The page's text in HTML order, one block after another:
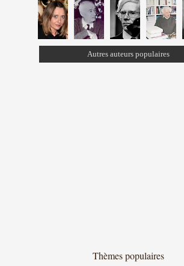
Autres auteurs populaires
Thèmes populaires